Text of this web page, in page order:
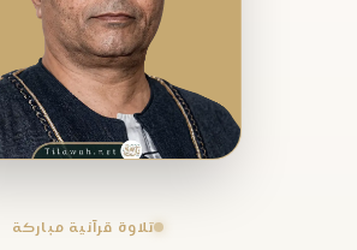
تلاوة قرآنية مباركة